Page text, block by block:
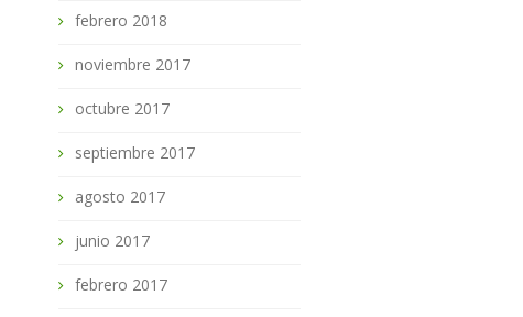
febrero 2018
noviembre 2017
octubre 2017
septiembre 2017
agosto 2017
junio 2017
febrero 2017